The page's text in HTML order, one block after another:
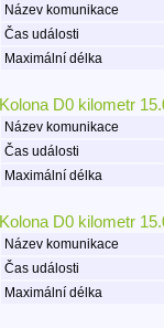
Název komunikace
Čas události
Maximální délka
Kolona D0 kilometr
Název komunikace
Čas události
Maximální délka
Kolona D0 kilometr
Název komunikace
Čas události
Maximální délka